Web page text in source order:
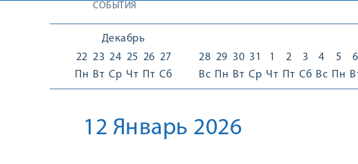
СОБЫТИЯ
Декабрь
22
Пн
23
Вт
24
Ср
25
Чт
26
Пт
27
Сб
28
Вс
29
Пн
30
Вт
31
Ср
1
Чт
2
Пт
3
Сб
4
Вс
5
Пн
6
12 Январь 2026